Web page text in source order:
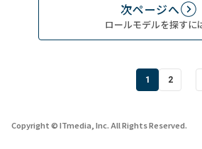
次ページへ
ロールモデルを探すに
1 2
Copyright © ITmedia, Inc. All Rights Reserved.